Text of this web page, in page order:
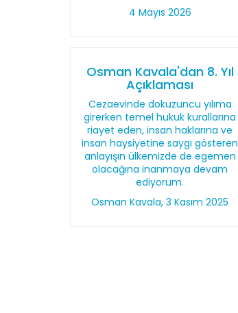
4 Mayıs 2026
Osman Kavala'dan 8. Yıl
Açıklaması
Cezaevinde dokuzuncu yılıma
girerken temel hukuk kurallarına
riayet eden, insan haklarına ve
insan haysiyetine saygı gösteren
anlayışın ülkemizde de egemen
olacağına inanmaya devam
ediyorum.
Osman Kavala, 3 Kasım 2025